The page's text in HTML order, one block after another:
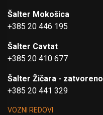
Šalter Mokošica
+385 20 446 195
Šalter Cavtat
+385 20 410 677
Šalter Žičara - zatvoreno
+385 20 441 329
VOZNI REDOVI